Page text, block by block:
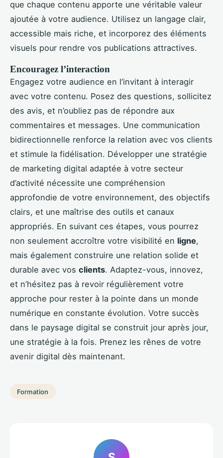
que chaque contenu apporte une véritable valeur
ajoutée à votre audience. Utilisez un langage clair,
accessible mais riche, et incorporez des éléments
visuels pour rendre vos publications attractives.
Encouragez l’interaction
Engagez votre audience en l’invitant à interagir
avec votre contenu. Posez des questions, sollicitez
des avis, et n’oubliez pas de répondre aux
commentaires et messages. Une communication
bidirectionnelle renforce la relation avec vos clients
et stimule la fidélisation. Développer une stratégie
de marketing digital adaptée à votre secteur
d’activité nécessite une compréhension
approfondie de votre environnement, des objectifs
clairs, et une maîtrise des outils et canaux
appropriés. En suivant ces étapes, vous pourrez
non seulement accroître votre visibilité en ligne,
mais également construire une relation solide et
durable avec vos clients. Adaptez-vous, innovez,
et n’hésitez pas à revoir régulièrement votre
approche pour rester à la pointe dans un monde
numérique en constante évolution. Votre succès
dans le paysage digital se construit jour après jour,
une stratégie à la fois. Prenez les rênes de votre
avenir digital dès maintenant.
Formation